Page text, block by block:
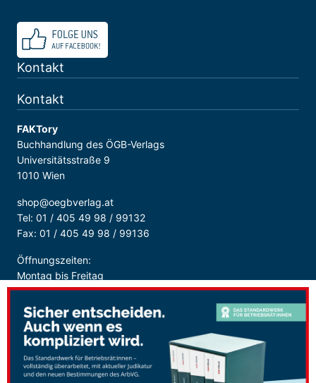
Kontakt
Kontakt
FAKTory
Buchhandlung des ÖGB-Verlags
Universitätsstraße 9
1010 Wien
shop@oegbverlag.at
Tel: 01 / 405 49 98 / 99132
Fax: 01 / 405 49 98 / 99136
Öffnungszeiten:
Montag bis Freitag
9:00 - 18:00 Uhr
durchgehend
Sicher Bezahlen: